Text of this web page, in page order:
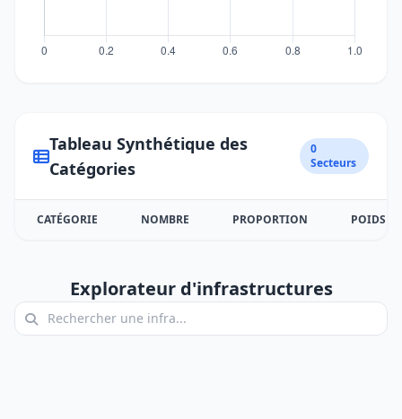
Tableau Synthétique des
Catégories
0
Secteurs
CATÉGORIE NOMBRE PROPORTION POIDS
Explorateur d'infrastructures